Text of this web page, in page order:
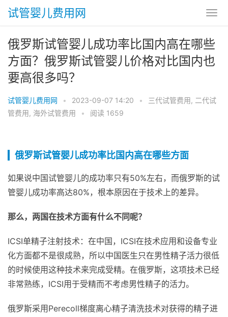
试管婴儿费用网
俄罗斯试管婴儿成功率比国内高在哪些
方面？俄罗斯试管婴儿价格对比国内也
要高很多吗？
试管婴儿费用网 • 2023-09-07 14:20 • 三代试管费用, 二代试
管费用, 海外试管费用 • 阅读 1659
俄罗斯试管婴儿成功率比国内高在哪些方面
如果说中国试管婴儿的成功率只有50%左右，而俄罗斯的试
管婴儿成功率高达80%，根本原因在于技术上的差异。
那么，两国在技术方面有什么不同呢？
ICSI单精子注射技术：在中国，ICSI在技术应用和设备专业
化方面都不是很成熟，所以中国医生只在男性精子活力很低
的时候使用这种技术来完成受精。在俄罗斯，这项技术已经
非常熟练，ICSI用于受精而不考虑男性精子的活力。
俄罗斯采用Perecoll梯度离心精子清洗技术对获得的精子进